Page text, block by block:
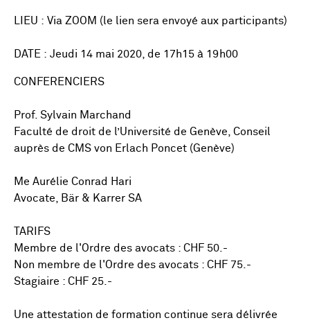
LIEU : Via ZOOM (le lien sera envoyé aux participants)
DATE : Jeudi 14 mai 2020, de 17h15 à 19h00
CONFERENCIERS
Prof. Sylvain Marchand
Faculté de droit de l’Université de Genève, Conseil
auprès de CMS von Erlach Poncet (Genève)
Me Aurélie Conrad Hari
Avocate, Bär & Karrer SA
TARIFS
Membre de l'Ordre des avocats : CHF 50.-
Non membre de l'Ordre des avocats : CHF 75.-
Stagiaire : CHF 25.-
Une attestation de formation continue sera délivrée